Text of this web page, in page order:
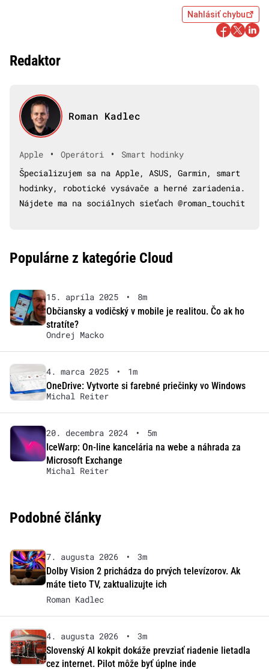
Nahlásiť chybu
Redaktor
Roman Kadlec
Apple • Operátori •
Smart hodinky
Špecializujem sa na Apple, ASUS, Garmin, smart
hodinky, robotické vysávače a herné zariadenia.
Nájdete ma na sociálnych sieťach @roman_touchit
Populárne z kategórie Cloud
15. apríla 2025 •
8m
Občiansky a vodičský v mobile je realitou. Čo ak ho
stratíte?
Ondrej Macko
4. marca 2025 •
1m
OneDrive: Vytvorte si farebné priečinky vo Windows
Michal Reiter
20. decembra 2024 •
5m
IceWarp: On-line kancelária na webe a náhrada za
Microsoft Exchange
Michal Reiter
Podobné články
7. augusta 2026 •
3m
Dolby Vision 2 prichádza do prvých televízorov. Ak
máte tieto TV, zaktualizujte ich
Roman Kadlec
4. augusta 2026 •
3m
Slovenský AI kokpit dokáže prevziať riadenie lietadla
cez internet. Pilot môže byť úplne inde